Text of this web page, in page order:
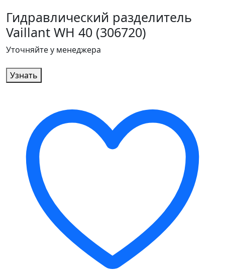
Гидравлический разделитель
Vaillant WH 40 (306720)
Уточняйте у менеджера
Узнать